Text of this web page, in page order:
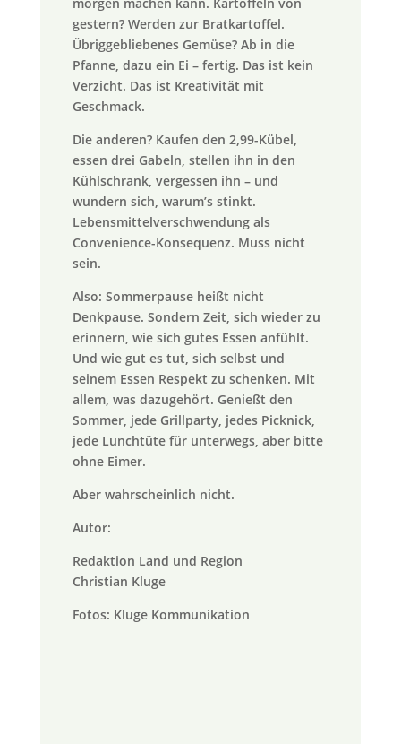
gestern? Werden zur Bratkartoffel.
Übriggebliebenes Gemüse? Ab in die
Pfanne, dazu ein Ei – fertig. Das ist kein
Verzicht. Das ist Kreativität mit
Geschmack.
Die anderen? Kaufen den 2,99-Kübel,
essen drei Gabeln, stellen ihn in den
Kühlschrank, vergessen ihn – und
wundern sich, warum’s stinkt.
Lebensmittelverschwendung als
Convenience-Konsequenz. Muss nicht
sein.
Also: Sommerpause heißt nicht
Denkpause. Sondern Zeit, sich wieder zu
erinnern, wie sich gutes Essen anfühlt.
Und wie gut es tut, sich selbst und
seinem Essen Respekt zu schenken. Mit
allem, was dazugehört. Genießt den
Sommer, jede Grillparty, jedes Picknick,
jede Lunchtüte für unterwegs, aber bitte
ohne Eimer.
Aber wahrscheinlich nicht.
Autor:
Redaktion Land und Region
Christian Kluge
Fotos: Kluge Kommunikation